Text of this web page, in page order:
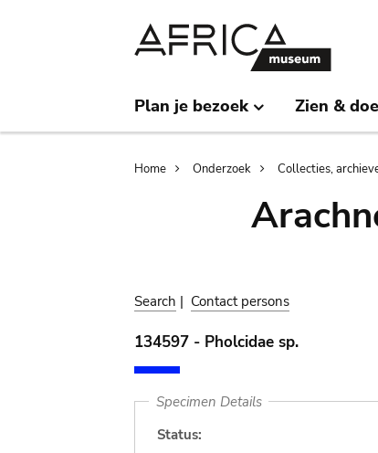
Plan je bezoek Zien &
Breadcrumb
Home Onderzoek Collecties,
Search | Contact persons
134597 - Pholcidae sp.
Specimen Details
Status: